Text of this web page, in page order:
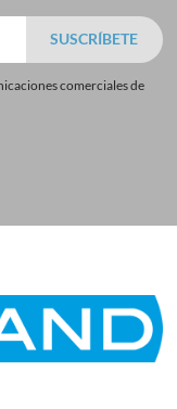
comerciales de